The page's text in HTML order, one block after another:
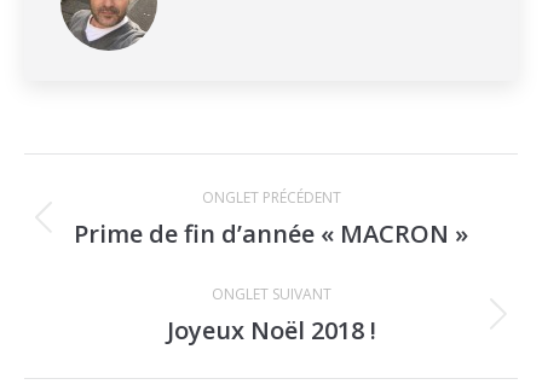
Navigation
de
commentaire
ONGLET PRÉCÉDENT
Onglet
Prime de fin d’année « MACRON »
ONGLET SUIVANT
Onglet
Joyeux Noël 2018 !